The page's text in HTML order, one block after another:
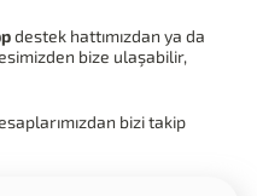
destek hattımızdan ya da
bize ulaşabilir,
bizi takip